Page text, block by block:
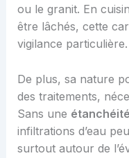
ou le granit. En
être lâchés, cette
vigilance particulière.
De plus, sa nature
des traitements,
Sans une
infiltrations d’eau
surtout autour de